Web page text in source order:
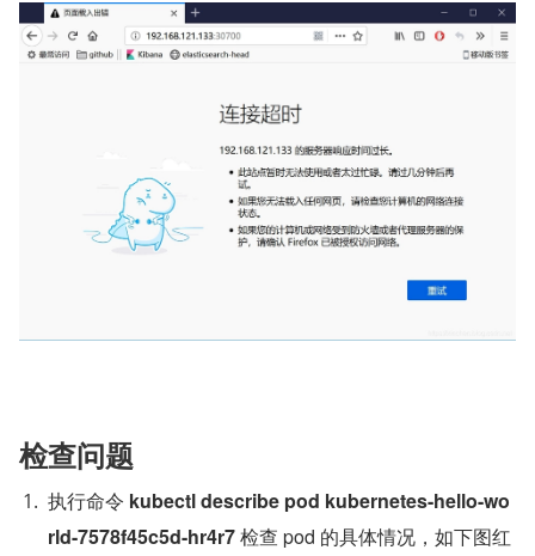
检查问题
执行命令 kubectl describe pod kubernetes-hello-wo
rld-7578f45c5d-hr4r7 检查 pod 的具体情况，如下图红